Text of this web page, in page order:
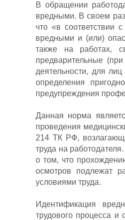
В обращении
вредными. В своем
что «в соответствии
вредными и (или)
также на работах,
предварительные
деятельности, для
определения
предупреждения
Данная норма
проведения
214 ТК РФ,
труда на
о том, что
осмотров подлежат
условиями труда.
Идентификация
трудового процесса и